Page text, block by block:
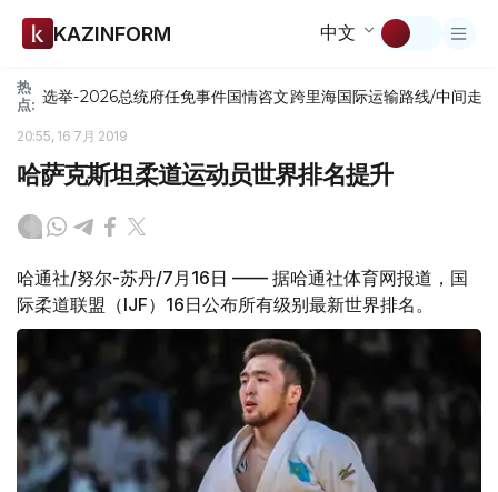
KAZINFORM 中文
热
点: 选举-2026总统府任免事件国情咨文跨里海国际运输路线/中间走廊
20:55, 16 7月 2019
哈萨克斯坦柔道运动员世界排名提升
哈通社/努尔-苏丹/7月16日 —— 据哈通社体育网报道，国
际柔道联盟（IJF）16日公布所有级别最新世界排名。